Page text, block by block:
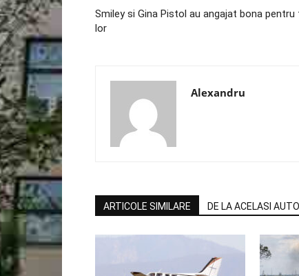
Smiley si Gina Pistol au angajat bona pentru
lor
Alexandru
ARTICOLE SIMILARE DE LA ACELASI